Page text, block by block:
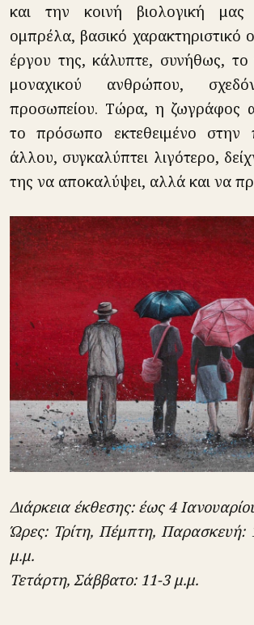
και την κοινή βιολογική
ομπρέλα, βασικό χαρακτηριστικό
έργου της, κάλυπτε, συνήθως,
μοναχικού ανθρώπου,
προσωπείου. Τώρα, η ζωγράφος
το πρόσωπο εκτεθειμένο στην
άλλου, συγκαλύπτει λιγότερο,
της να αποκαλύψει, αλλά και να
Διάρκεια έκθεσης: έως 4
Ώρες: Τρίτη, Πέμπτη, Παρασκευή:
μ.μ.
Τετάρτη, Σάββατο: 11-3 μ.μ.